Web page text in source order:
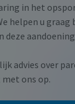
in het
helpen u graag
deze
advies over
ons op.